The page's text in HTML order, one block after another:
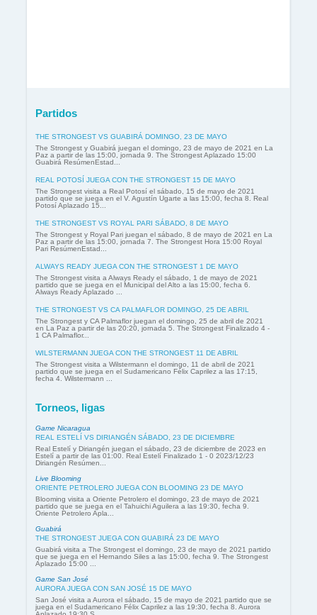
Partidos
THE STRONGEST VS GUABIRÁ DOMINGO, 23 DE MAYO
The Strongest y Guabirá juegan el domingo, 23 de mayo de 2021 en La
Paz a partir de las 15:00, jornada 9. The Strongest Aplazado 15:00
Guabirá ResúmenEstad...
REAL POTOSÍ JUEGA CON THE STRONGEST 15 DE MAYO
The Strongest visita a Real Potosí el sábado, 15 de mayo de 2021
partido que se juega en el V. Agustín Ugarte a las 15:00, fecha 8. Real
Potosí Aplazado 15...
THE STRONGEST VS ROYAL PARI SÁBADO, 8 DE MAYO
The Strongest y Royal Pari juegan el sábado, 8 de mayo de 2021 en La
Paz a partir de las 15:00, jornada 7. The Strongest Hora 15:00 Royal
Pari ResúmenEstad...
ALWAYS READY JUEGA CON THE STRONGEST 1 DE MAYO
The Strongest visita a Always Ready el sábado, 1 de mayo de 2021
partido que se juega en el Municipal del Alto a las 15:00, fecha 6.
Always Ready Aplazado ...
THE STRONGEST VS CA PALMAFLOR DOMINGO, 25 DE ABRIL
The Strongest y CA Palmaflor juegan el domingo, 25 de abril de 2021
en La Paz a partir de las 20:20, jornada 5. The Strongest Finalizado 4 -
1 CA Palmaflor...
WILSTERMANN JUEGA CON THE STRONGEST 11 DE ABRIL
The Strongest visita a Wilstermann el domingo, 11 de abril de 2021
partido que se juega en el Sudamericano Félix Caprilez a las 17:15,
fecha 4. Wilstermann ...
Torneos, ligas
Game Nicaragua
REAL ESTELÍ VS DIRIANGÉN SÁBADO, 23 DE DICIEMBRE
Real Estelí y Diriangén juegan el sábado, 23 de diciembre de 2023 en
Estelí a partir de las 01:00. Real Estelí Finalizado 1 - 0 2023/12/23
Diriangén Resúmen...
Live Blooming
ORIENTE PETROLERO JUEGA CON BLOOMING 23 DE MAYO
Blooming visita a Oriente Petrolero el domingo, 23 de mayo de 2021
partido que se juega en el Tahuichi Aguilera a las 19:30, fecha 9.
Oriente Petrolero Apla...
Guabirá
THE STRONGEST JUEGA CON GUABIRÁ 23 DE MAYO
Guabirá visita a The Strongest el domingo, 23 de mayo de 2021 partido
que se juega en el Hernando Siles a las 15:00, fecha 9. The Strongest
Aplazado 15:00 ...
Game San José
AURORA JUEGA CON SAN JOSÉ 15 DE MAYO
San José visita a Aurora el sábado, 15 de mayo de 2021 partido que se
juega en el Sudamericano Félix Caprilez a las 19:30, fecha 8. Aurora